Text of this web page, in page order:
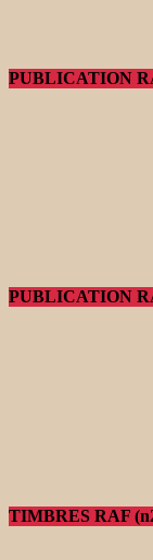
PUBLICATION
PUBLICATION
TIMBRES RAF